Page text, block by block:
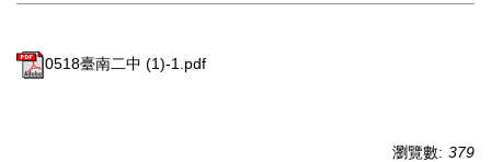
0518臺南二中 (1)-1.pdf
瀏覽數: 379